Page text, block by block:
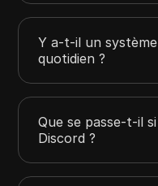
Y a-t-il un
quotidien ?
Que se passe-t-il
Discord ?